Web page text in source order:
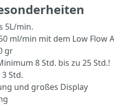
5L/min.
mit dem Low Flow
gr
8 Std. bis zu 25 Std.!
Std.
und großes Display